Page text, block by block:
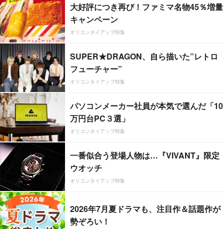
大好評につき再び！ファミマ名物45％増量
キャンペーン
オリコンタイアップ特集
SUPER★DRAGON、自ら描いた”レトロ
フューチャー”
オリコンタイアップ特集
パソコンメーカー社員が本気で選んだ「10
万円台PC３選」
オリコンタイアップ特集
一番似合う登場人物は…『VIVANT』限定
ウオッチ
オリコンタイアップ特集
2026年7月夏ドラマも、注目作＆話題作が
勢ぞろい！